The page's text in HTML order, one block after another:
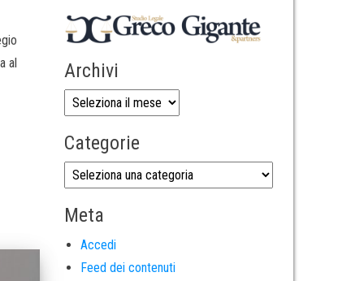
al
Archivi
Categorie
Meta
Accedi
Feed dei contenuti